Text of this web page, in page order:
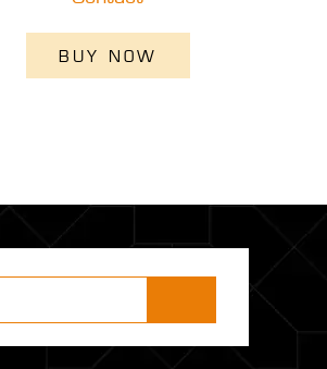
BUY NOW